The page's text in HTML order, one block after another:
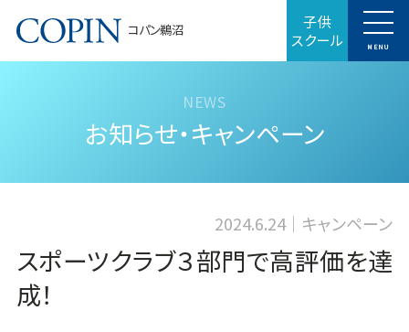
コパン鵜沼 子供
スクール MENU
お知らせ・キャンペーン
スポーツクラブ３部門で高評価を達
成！
2024.6.24 キャンペーン